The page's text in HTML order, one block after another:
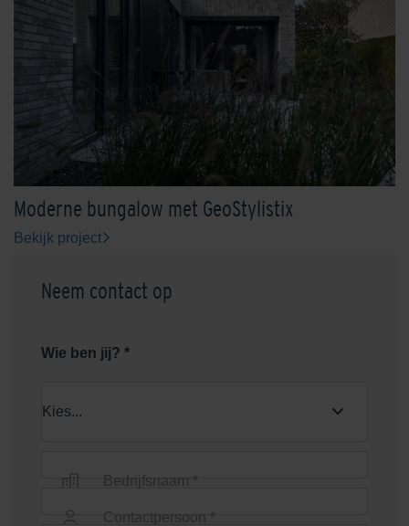
Serengeti Green Shaded Brown/Black
Moderne bungalow met GeoStylistix
Bekijk project
Neem contact op
Wie ben jij? *
Bedrijfsnaam *
Contactpersoon *